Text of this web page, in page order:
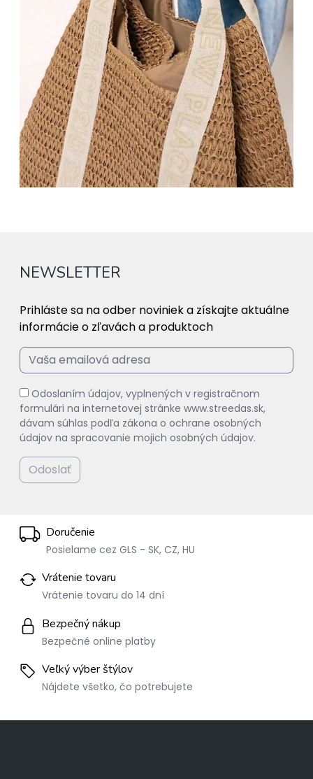
NEWSLETTER
Prihláste sa na odber noviniek a získajte aktuálne
informácie o zľavách a produktoch
Odoslaním údajov, vyplnených v registračnom
formulári na internetovej stránke www.streedas.sk,
dávam súhlas podľa zákona o ochrane osobných
údajov na spracovanie mojich osobných údajov.
Odoslať
Doručenie
Posielame cez GLS - SK, CZ, HU
Vrátenie tovaru
Vrátenie tovaru do 14 dní
Bezpečný nákup
Bezpečné online platby
Veľký výber štýlov
Nájdete všetko, čo potrebujete